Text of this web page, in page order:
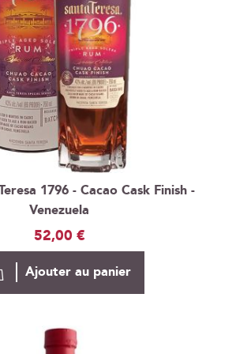
1796 - Cacao Cask Finish -
Venezuela
52,00 €
Ajouter au panier